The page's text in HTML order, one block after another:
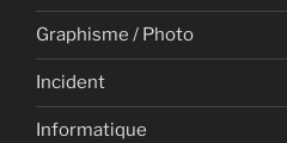
Graphisme / Photo
Incident
Informatique